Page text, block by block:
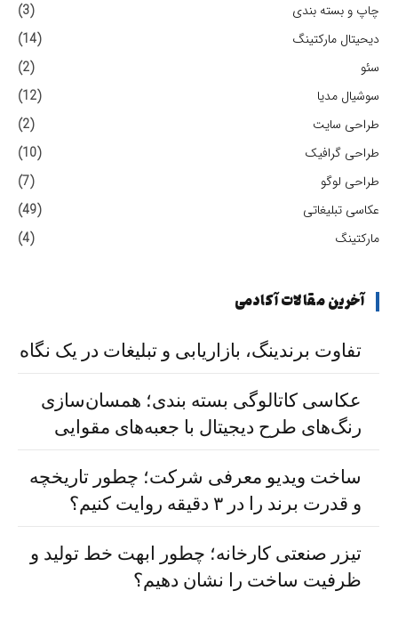
چاپ و بسته بندی
(3)
دیحیتال مارکتینگ
(14)
سئو
(2)
سوشیال مدیا
(12)
طراحی سایت
(2)
طراحی گرافیک
(10)
طراحی لوگو
(7)
عکاسی تبلیغاتی
(49)
مارکتینگ
(4)
آخرین مقالات آکادمی
تفاوت برندینگ، بازاریابی و تبلیغات در یک نگاه
عکاسی کاتالوگی بسته بندی؛ همسان‌سازی
رنگ‌های طرح دیجیتال با جعبه‌های مقوایی
ساخت ویدیو معرفی شرکت؛ چطور تاریخچه
و قدرت برند را در ۳ دقیقه روایت کنیم؟
تیزر صنعتی کارخانه؛ چطور ابهت خط تولید و
ظرفیت ساخت را نشان دهیم؟